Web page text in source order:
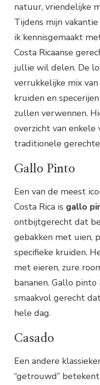
natuur, vriendelijke
Tijdens mijn
ik kennisgemaakt
Costa Ricaanse
jullie wil delen. De
verrukkelijke mix
kruiden en
zullen verwennen.
overzicht van enkele
traditionele
Gallo Pinto
Een van de meest
Costa Rica is gallo
ontbijtgerecht dat
gebakken met uien,
specifieke kruiden.
met eieren, zure
bananen. Gallo pinto
smaakvol gerecht
hele dag.
Casado
Een andere
“getrouwd”